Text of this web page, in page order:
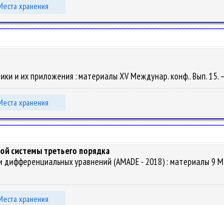
хранения
и их приложения : материалы XV Междунар. конф.. Вып. 15.
хранения
системы третьего порядка
уравнений (AMADE - 2018) : материалы 9
хранения